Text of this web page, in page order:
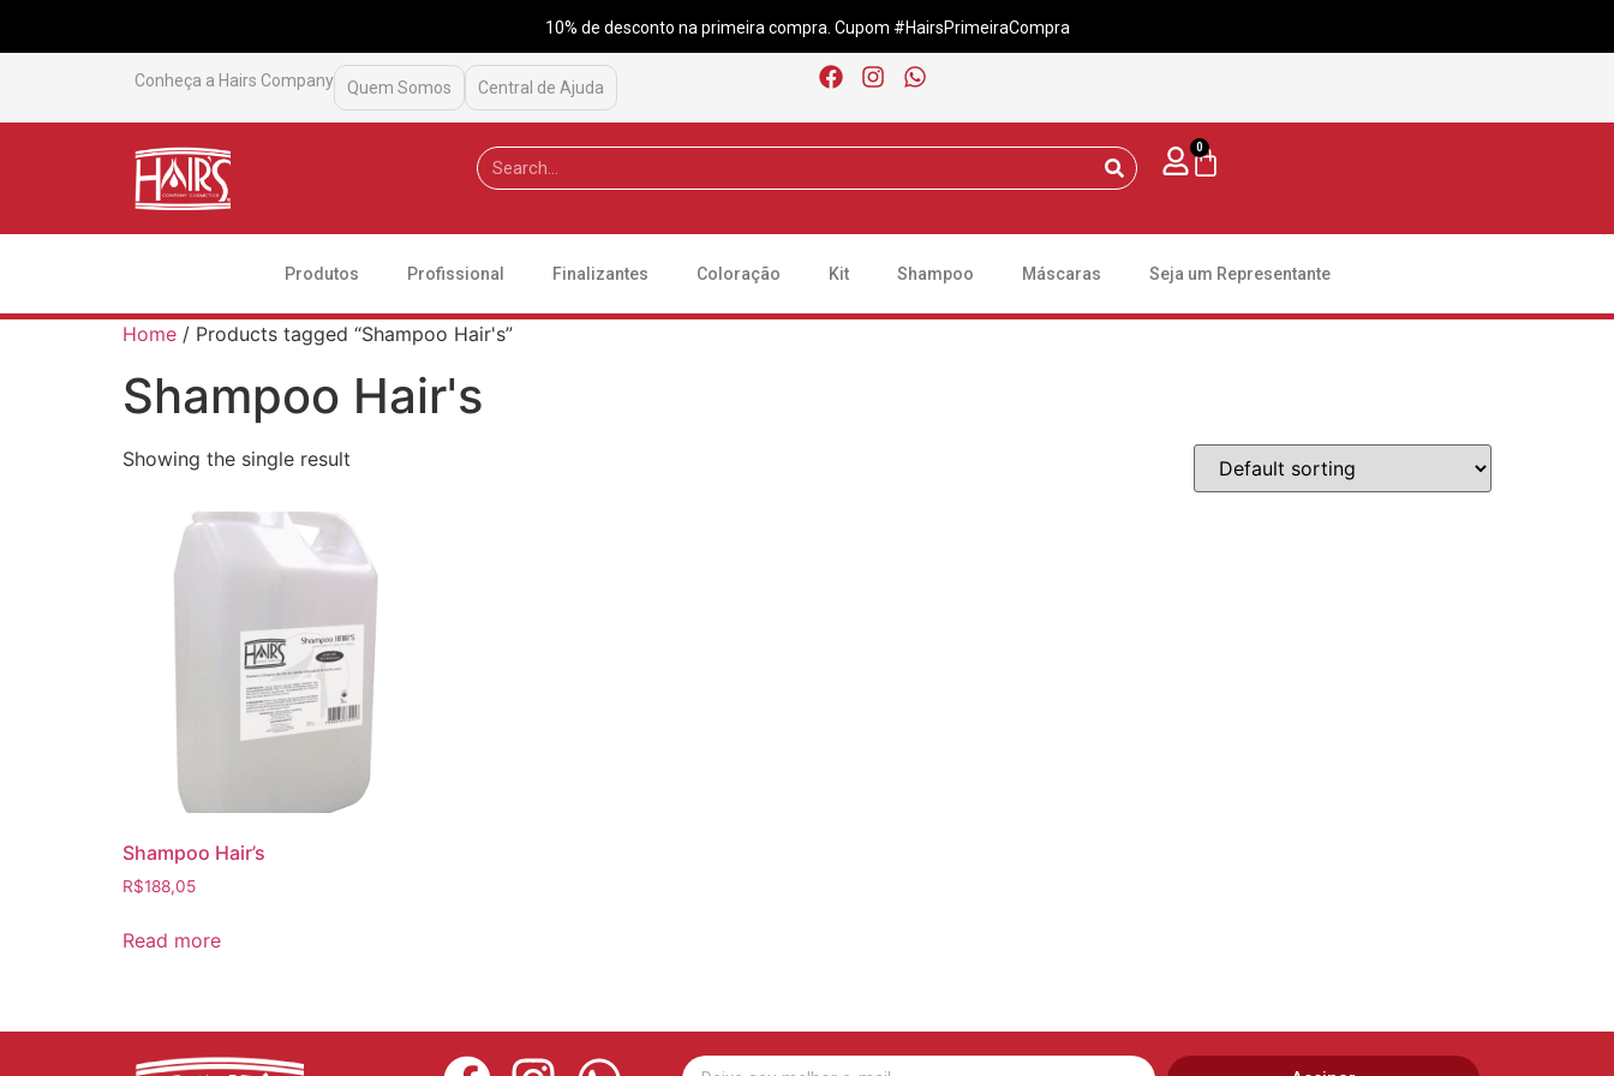
10% de desconto na primeira compra. Cupom #HairsPrimeiraCompra
Conheça a Hairs Company Quem Somos Central de Ajuda
0
Produtos Profissional Finalizantes Coloração Kit Shampoo Máscaras Seja um Representante
Home / Products tagged “Shampoo Hair's”
Shampoo Hair's
Showing the single result
Shampoo Hair’s
R$188,05
Read more